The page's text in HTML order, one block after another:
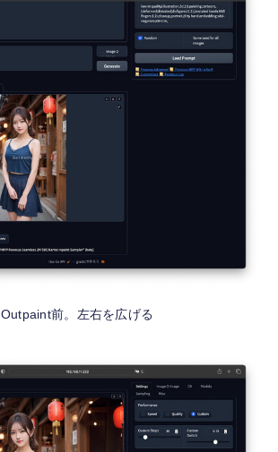
Outpaint前。左右を広げる